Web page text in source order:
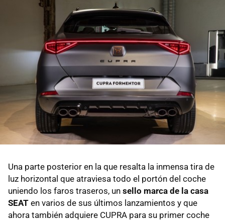
Una parte posterior en la que resalta la inmensa tira de
luz horizontal que atraviesa todo el portón del coche
uniendo los faros traseros, un sello marca de la casa
SEAT en varios de sus últimos lanzamientos y que
ahora también adquiere CUPRA para su primer coche